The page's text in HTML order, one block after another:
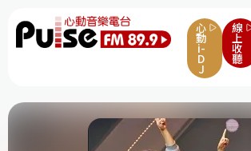
心
動
i-
D
J
線
上
收
聽